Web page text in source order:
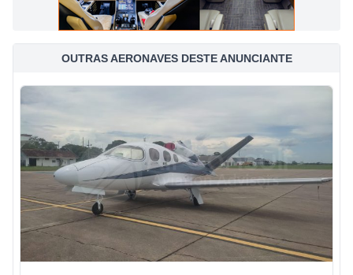
OUTRAS AERONAVES DESTE ANUNCIANTE